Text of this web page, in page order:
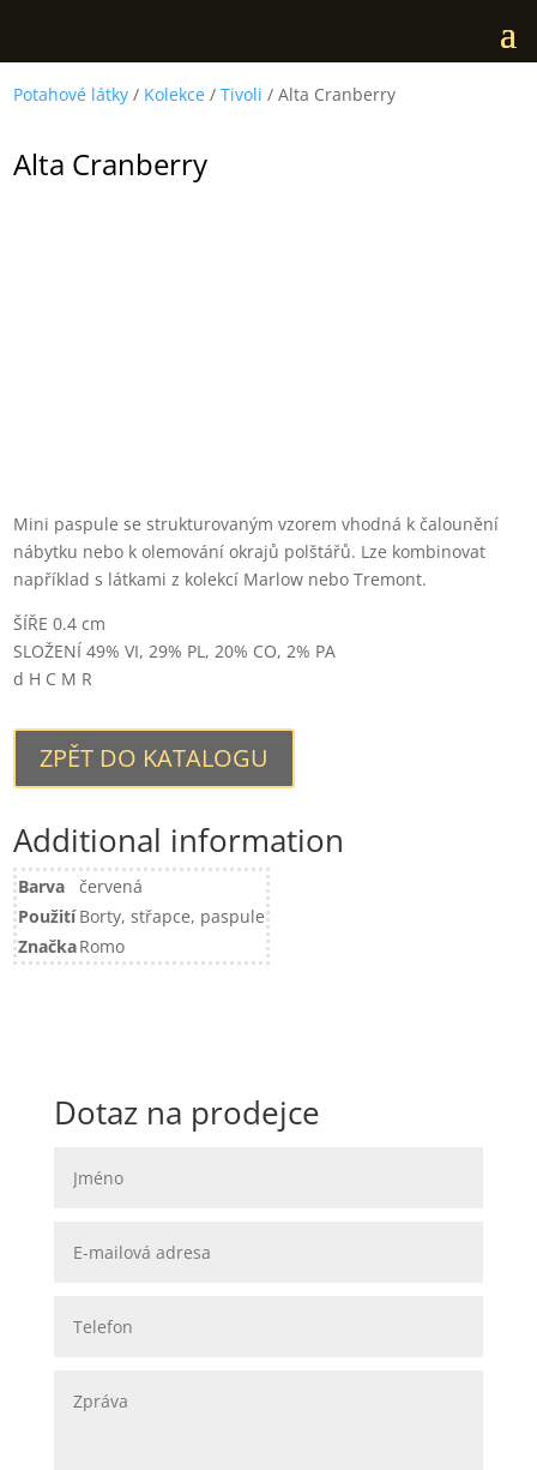
Potahové látky / Kolekce /Tivoli / Alta Cranberry
Alta Cranberry
Mini paspule se strukturovaným vzorem vhodná k čalounění
nábytku nebo k olemování okrajů polštářů. Lze kombinovat
například s látkami z kolekcí Marlow nebo Tremont.
ŠÍŘE 0.4 cm
SLOŽENÍ 49% VI, 29% PL, 20% CO, 2% PA
d H C M R
ZPĚT DO KATALOGU
Additional information
Barva
červená
PoužitíBorty, střapce, paspule
ZnačkaRomo
Dotaz na prodejce